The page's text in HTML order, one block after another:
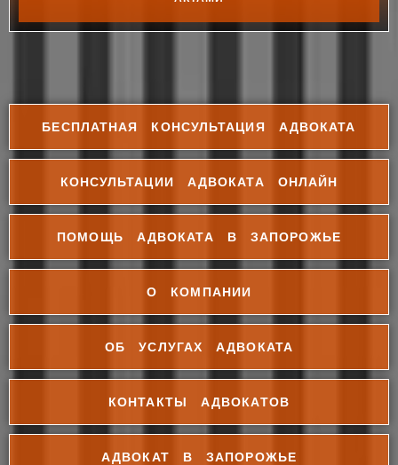
БЕСПЛАТНАЯ КОНСУЛЬТАЦИЯ АДВОКАТА
КОНСУЛЬТАЦИИ АДВОКАТА ОНЛАЙН
ПОМОЩЬ АДВОКАТА В ЗАПОРОЖЬЕ
О КОМПАНИИ
ОБ УСЛУГАХ АДВОКАТА
КОНТАКТЫ АДВОКАТОВ
АДВОКАТ В ЗАПОРОЖЬЕ